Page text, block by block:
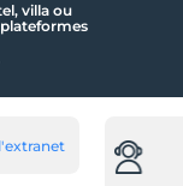
enfants
villa ou